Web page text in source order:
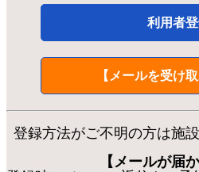
利用者
【メールを受け
登録方法がご不明の方は施
【メールが届